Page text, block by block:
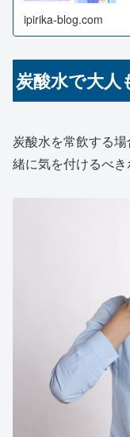
ipirika-blog.com
炭酸水で大人
炭酸水を常飲する
緒に気を付けるべ